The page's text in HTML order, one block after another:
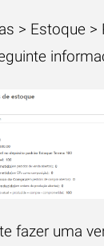
> Estoque >
fazer uma